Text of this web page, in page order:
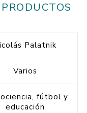
Palatnik
Varios
fútbol y
educación